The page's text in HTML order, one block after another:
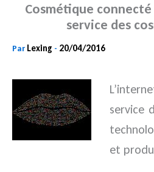
Cosmétique
service des
Par Lexing - 20/04/2016
service
et